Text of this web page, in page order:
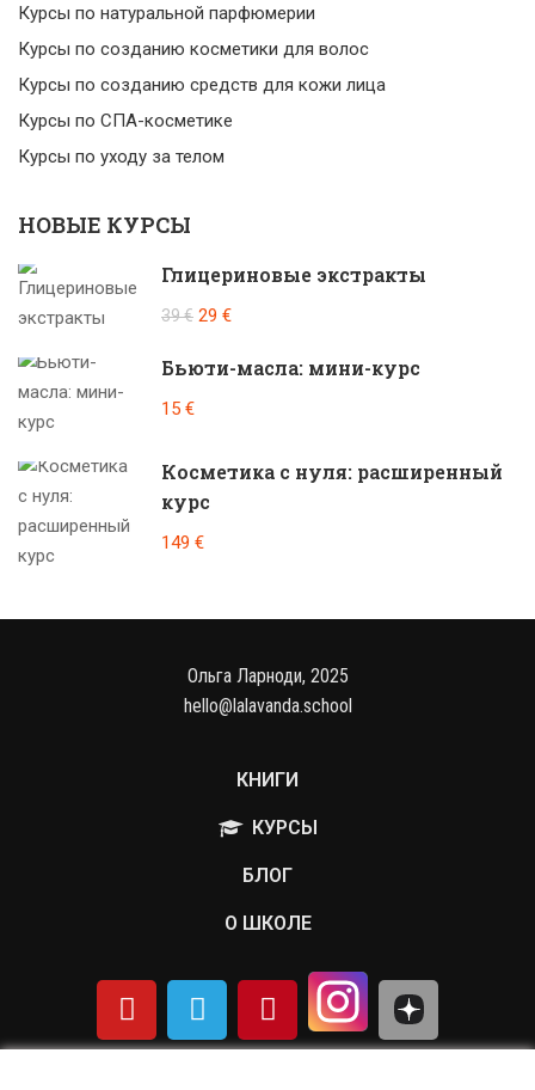
Курсы по натуральной парфюмерии
Курсы по созданию косметики для волос
Курсы по созданию средств для кожи лица
Курсы по СПА-косметике
Курсы по уходу за телом
НОВЫЕ КУРСЫ
Глицериновые экстракты
39 € 29 €
Бьюти-масла: мини-курс
15 €
Косметика с нуля: расширенный
курс
149 €
Ольга Ларноди, 2025
hello@lalavanda.school
КНИГИ
КУРСЫ
БЛОГ
О ШКОЛЕ